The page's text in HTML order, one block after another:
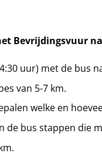
Bevrijdingsvuur
uur) met de bus
van 5-7 km.
welke en
de bus stappen die